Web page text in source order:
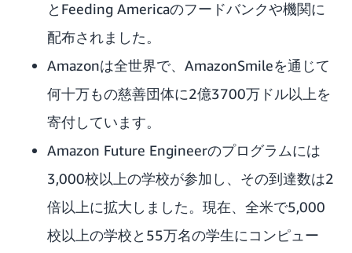
とFeeding Americaのフードバンクや機関に
配布されました。
Amazonは全世界で、AmazonSmileを通じて
何十万もの慈善団体に2億3700万ドル以上を
寄付しています。
Amazon Future Engineerのプログラムには
3,000校以上の学校が参加し、その到達数は2
倍以上に拡大しました。現在、全米で5,000
校以上の学校と55万名の学生にコンピュー